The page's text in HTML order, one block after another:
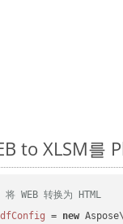
to XLSM를
WEB 转换为 HTML
= new